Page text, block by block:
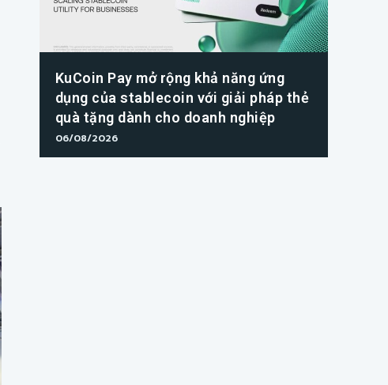
KuCoin Pay mở rộng khả năng ứng
dụng của stablecoin với giải pháp thẻ
quà tặng dành cho doanh nghiệp
06/08/2026